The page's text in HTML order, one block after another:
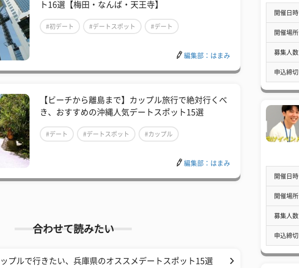
ト16選【梅田・なんば・天王寺】
#初デート #デートスポット #デート
編集部：はまみ
【ビーチから離島まで】カップル旅行で絶対行くべ
き、おすすめの沖縄人気デートスポット15選
#デート #デートスポット #カップル
編集部：はまみ
合わせて読みたい
プルで行きたい、兵庫県のオススメデートスポット15選
開催日時
開催場所
募集人数
申込締切
開催日時
開催場所
募集人数
申込締切